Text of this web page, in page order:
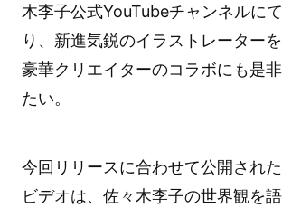
木李子公式YouTubeチャンネルに
り、新進気鋭のイラストレーター
豪華クリエイターのコラボにも是
たい。
今回リリースに合わせて公開され
ビデオは、佐々木李子の世界観を